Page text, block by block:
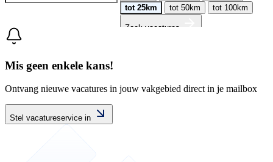
tot 25km
tot 50km tot 100km
Zoek vacatures
Mis geen enkele kans!
Ontvang nieuwe vacatures in jouw vakgebied direct in je mailbox
Stel vacatureservice in